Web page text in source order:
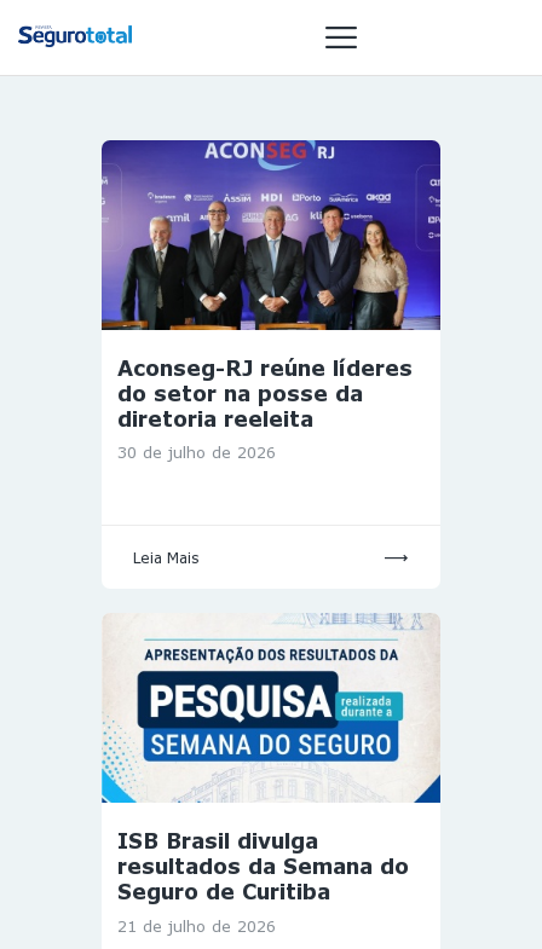
NOTÍCIAS
REVISTA
ESPECIAIS
GAIVOTA DE
OURO
MULHERES
GESTORAS
HOMEST
Aconseg-RJ reúne líderes
do setor na posse da
diretoria reeleita
30 de julho de 2026
Leia Mais
ISB Brasil divulga
resultados da Semana do
Seguro de Curitiba
21 de julho de 2026